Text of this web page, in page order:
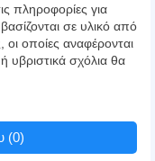
πληροφορίες για
σε υλικό από
οι οποίες αναφέρονται
υβριστικά σχόλια θα
(0)